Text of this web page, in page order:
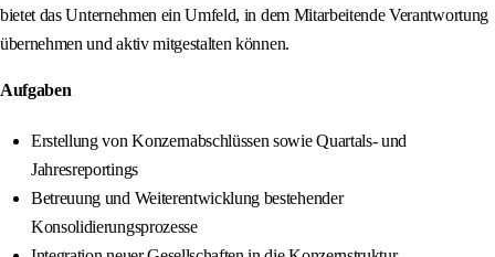
bietet das Unternehmen ein Umfeld, in dem Mitarbeitende Verantwortung
übernehmen und aktiv mitgestalten können.
Aufgaben
Erstellung von Konzernabschlüssen sowie Quartals- und
Jahresreportings
Betreuung und Weiterentwicklung bestehender
Konsolidierungsprozesse